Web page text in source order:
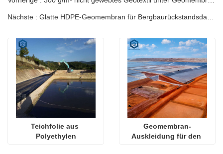
Teichfolie aus
Polyethylen
Geomembran-
Auskleidung für den